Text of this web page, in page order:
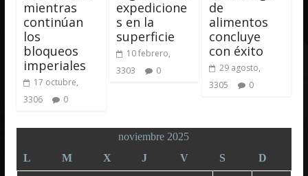
mientras
continúan
los
bloqueos
imperiales
17 octubre,
3306
0
expedicione
s en la
superficie
10 febrero,
3303
0
de
alimentos
concluye
con éxito
29 agosto,
3305
0
noviembre 2025
L
M X J V S D